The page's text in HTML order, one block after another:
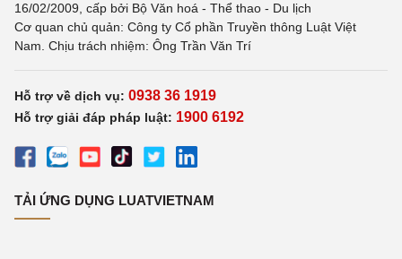
16/02/2009, cấp bởi Bộ Văn hoá - Thể thao - Du lịch
Cơ quan chủ quản: Công ty Cổ phần Truyền thông Luật Việt
Nam. Chịu trách nhiệm: Ông Trần Văn Trí
Hỗ trợ về dịch vụ: 0938 36 1919
Hỗ trợ giải đáp pháp luật: 1900 6192
TẢI ỨNG DỤNG LUATVIETNAM